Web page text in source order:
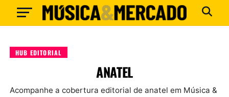
HUB EDITORIAL
ANATEL
Acompanhe a cobertura editorial de anatel em Música &